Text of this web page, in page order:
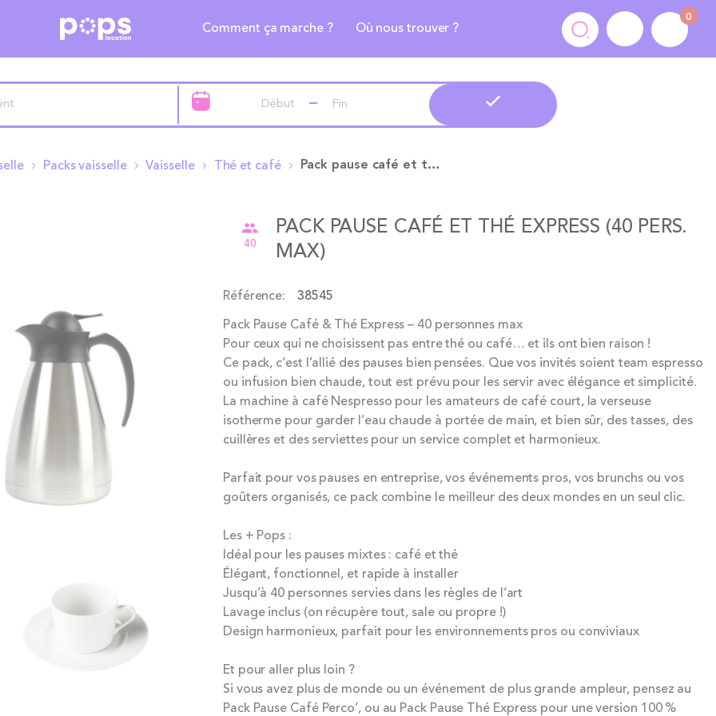
Comment ça marche ? Où nous trouver ?
0
Packs vaisselle Vaisselle Thé et café Pack pause café et thé express (40 pers. max)
40
PACK PAUSE CAFÉ ET THÉ EXPRESS (40 PERS.
MAX)
Référence
38545
Pack Pause Café & Thé Express – 40 personnes max
Pour ceux qui ne choisissent pas entre thé ou café… et ils ont bien raison !
Ce pack, c’est l’allié des pauses bien pensées. Que vos invités soient team espresso
ou infusion bien chaude, tout est prévu pour les servir avec élégance et simplicité.
La machine à café Nespresso pour les amateurs de café court, la verseuse
isotherme pour garder l’eau chaude à portée de main, et bien sûr, des tasses, des
cuillères et des serviettes pour un service complet et harmonieux.
Parfait pour vos pauses en entreprise, vos événements pros, vos brunchs ou vos
goûters organisés, ce pack combine le meilleur des deux mondes en un seul clic.
Les + Pops :
Idéal pour les pauses mixtes : café et thé
Élégant, fonctionnel, et rapide à installer
Jusqu’à 40 personnes servies dans les règles de l’art
Lavage inclus (on récupère tout, sale ou propre !)
Design harmonieux, parfait pour les environnements pros ou conviviaux
Et pour aller plus loin ?
Si vous avez plus de monde ou un événement de plus grande ampleur, pensez au
Pack Pause Café Perco’, ou au Pack Pause Thé Express pour une version 100 %